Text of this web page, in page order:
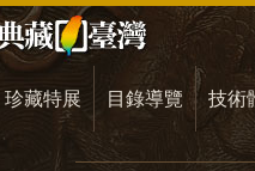
珍藏特展 目錄導覽 技術